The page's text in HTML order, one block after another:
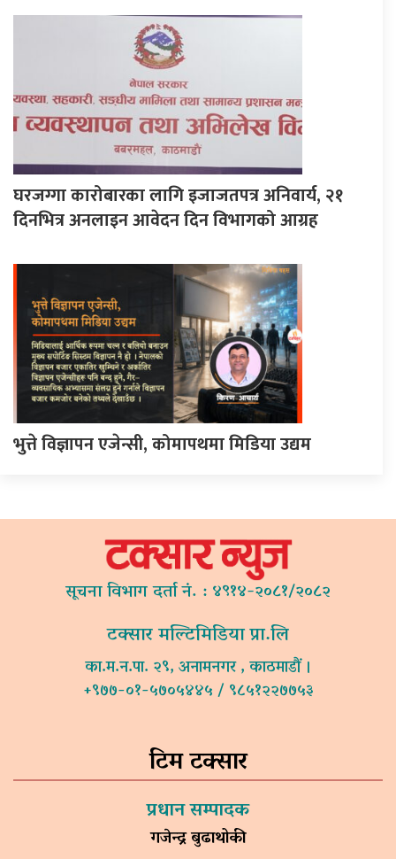
घरजग्गा कारोबारका लागि इजाजतपत्र अनिवार्य, २१
दिनभित्र अनलाइन आवेदन दिन विभागको आग्रह
भुत्ते विज्ञापन एजेन्सी, कोमापथमा मिडिया उद्यम
सूचना विभाग दर्ता नं. : ४९१४-२०८१/२०८२
टक्सार मल्टिमिडिया प्रा.लि
का.म.न.पा. २९, अनामनगर , काठमाडौं ।
+९७७-०१-५७०५४४५ / ९८५१२२७७५३
टिम टक्सार
प्रधान सम्पादक
गजेन्द्र बुढाथोकी